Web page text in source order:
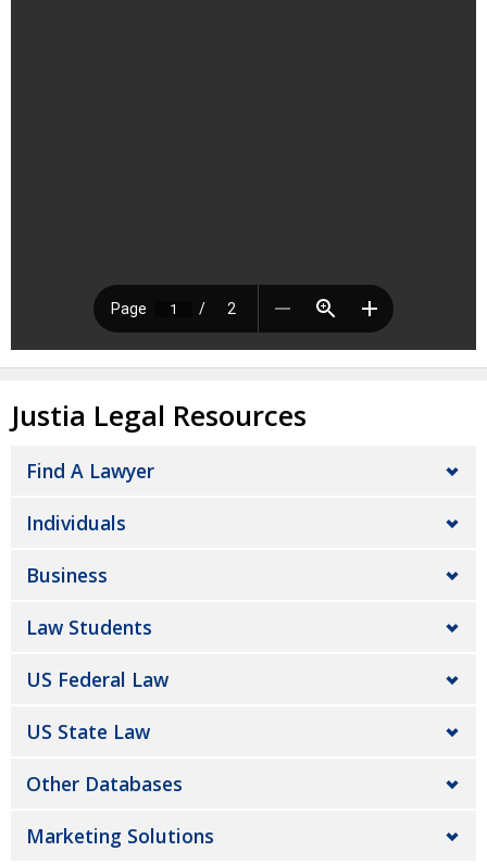
Justia Legal Resources
Find A Lawyer
Individuals
Business
Law Students
US Federal Law
US State Law
Other Databases
Marketing Solutions